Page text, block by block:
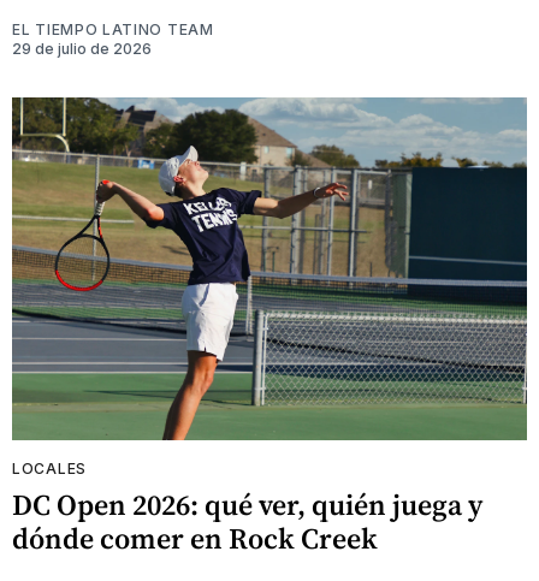
EL TIEMPO LATINO TEAM
29 de julio de 2026
LOCALES
DC Open 2026: qué ver, quién juega y
dónde comer en Rock Creek